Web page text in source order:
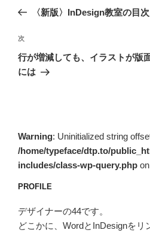
ビ
ゲ
ー
の
稿
〈新版〉InDesign教室の目次
次
の
投
次
行が増減しても、イラストが版
には
Warning: Uninitialized string
/home/typeface/dtp.to/
includes/class-wp-query.php
PROFILE
デザイナーの44です。
どこかに、WordとInDesignを